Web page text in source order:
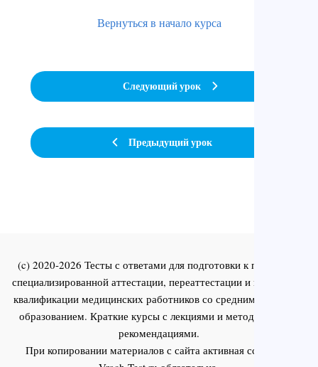
Предыдущий урок
Вернуться в начало курса
Следующий урок
(c) 2020-2026 Тесты с ответами для подготовки к первичной
специализированной аттестации, переаттестации и повышения
квалификации медицинских работников со средним и высшим
образованием. Краткие курсы с лекциями и методическими
рекомендациями.
При копировании материалов с сайта активная ссылка на